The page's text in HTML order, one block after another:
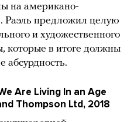
на американо-
Раэль предложил целую
и художественного
которые в итоге должны
абсурдность.
Are Living In an Age
Thompson Ltd, 2018